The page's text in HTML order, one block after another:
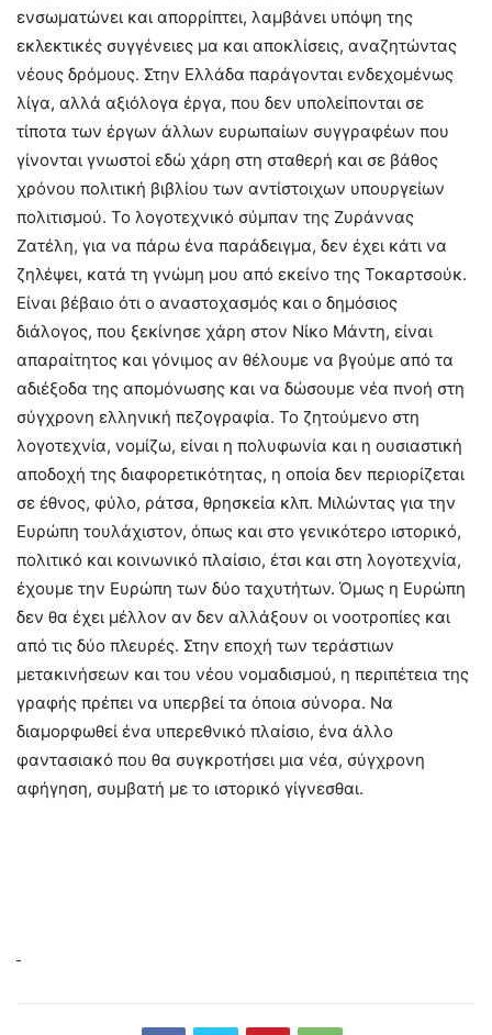
ενσωματώνει και απορρίπτει, λαμβάνει υπόψη της
εκλεκτικές συγγένειες μα και αποκλίσεις, αναζητώντας
νέους δρόμους. Στην Ελλάδα παράγονται ενδεχομένως
λίγα, αλλά αξιόλογα έργα, που δεν υπολείπονται σε
τίποτα των έργων άλλων ευρωπαίων συγγραφέων που
γίνονται γνωστοί εδώ χάρη στη σταθερή και σε βάθος
χρόνου πολιτική βιβλίου των αντίστοιχων υπουργείων
πολιτισμού. Το λογοτεχνικό σύμπαν της Ζυράννας
Ζατέλη, για να πάρω ένα παράδειγμα, δεν έχει κάτι να
ζηλέψει, κατά τη γνώμη μου από εκείνο της Τοκαρτσούκ.
Είναι βέβαιο ότι ο αναστοχασμός και ο δημόσιος
διάλογος, που ξεκίνησε χάρη στον Νίκο Μάντη, είναι
απαραίτητος και γόνιμος αν θέλουμε να βγούμε από τα
αδιέξοδα της απομόνωσης και να δώσουμε νέα πνοή στη
σύγχρονη ελληνική πεζογραφία. Το ζητούμενο στη
λογοτεχνία, νομίζω, είναι η πολυφωνία και η ουσιαστική
αποδοχή της διαφορετικότητας, η οποία δεν περιορίζεται
σε έθνος, φύλο, ράτσα, θρησκεία κλπ. Μιλώντας για την
Ευρώπη τουλάχιστον, όπως και στο γενικότερο ιστορικό,
πολιτικό και κοινωνικό πλαίσιο, έτσι και στη λογοτεχνία,
έχουμε την Ευρώπη των δύο ταχυτήτων. Όμως η Ευρώπη
δεν θα έχει μέλλον αν δεν αλλάξουν οι νοοτροπίες και
από τις δύο πλευρές. Στην εποχή των τεράστιων
μετακινήσεων και του νέου νομαδισμού, η περιπέτεια της
γραφής πρέπει να υπερβεί τα όποια σύνορα. Να
διαμορφωθεί ένα υπερεθνικό πλαίσιο, ένα άλλο
φαντασιακό που θα συγκροτήσει μια νέα, σύγχρονη
αφήγηση, συμβατή με το ιστορικό γίγνεσθαι.